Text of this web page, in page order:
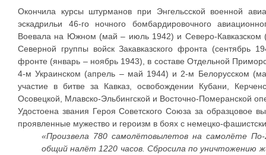
Окончила курсы штурманов при Энгельсской военной
эскадрильи 46-го ночного бомбардировочного
Воевала на Южном (май – июль 1942) и Северо-Кавказском
Северной группы войск Закавказского фронта (сентябрь
фронте (январь – ноябрь 1943), в составе Отдельной
4-м Украинском (апрель – май 1944) и 2-м Белорусском
участие в битве за Кавказ, освобождении Кубани,
Осовецкой, Млавско-Эльбингской и Восточно-Померанской
Удостоена звания Героя Советского Союза за образцовое
проявленные мужество и героизм в боях с немецко-
«Произвела 780 самолётовылетов на самолёте
общий налёт 1220 часов. Сбросила по уничтожению